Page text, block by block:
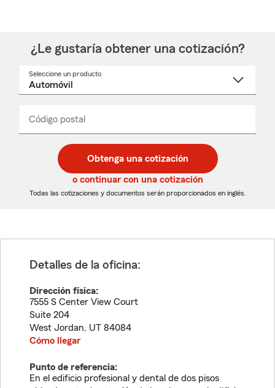
¿Le gustaría obtener una cotización?
Seleccione un producto
desplegable
Código postal
de
5
dígitos
de
5
dígitos
_____
Obtenga una cotización
o continuar con una cotización
Todas las cotizaciones y documentos serán proporcionados en inglés.
Detalles de la oficina:
Dirección física:
7555 S Center View Court
Suite 204
West Jordan, UT 84084
Cómo llegar
Punto de referencia:
En el edificio profesional y dental de dos pisos